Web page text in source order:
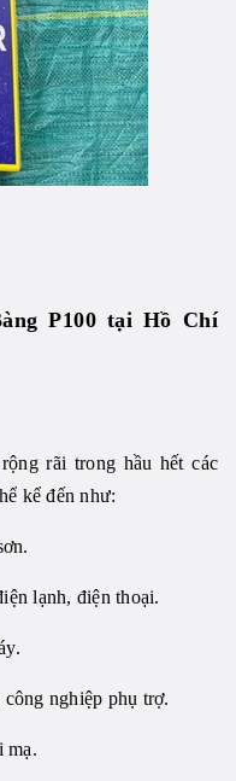
P100 tại Hồ Chí
rãi trong hầu hết các
kể đến như:
lạnh, điện thoại.
nghiệp phụ trợ.
mạ.